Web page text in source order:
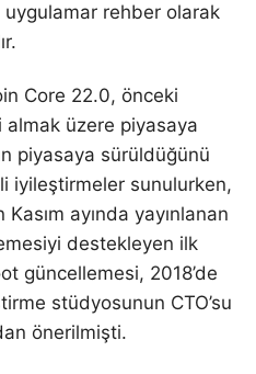
uygulamar rehber olarak
Core 22.0, önceki
üzere piyasaya
piyasaya sürüldüğünü
iyileştirmeler sunulurken,
ayında yayınlanan
destekleyen ilk
güncellemesi, 2018’de
stüdyosunun CTO’su
önerilmişti.